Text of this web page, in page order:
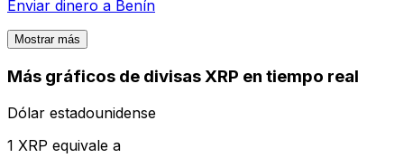
Enviar dinero a Benín
Mostrar más
Más gráficos de divisas XRP en tiempo real
Dólar estadounidense
1 XRP equivale a